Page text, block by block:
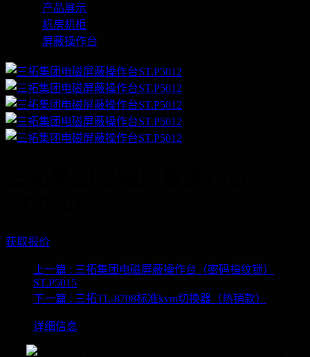
产品展示
机房机柜
屏蔽操作台
获取报价
上一篇 : 三拓集团电磁屏蔽操作台（密码指纹锁）
ST.P5015
下一篇 : 三拓TL-8708标准kvm切换器（热销款）
详细信息